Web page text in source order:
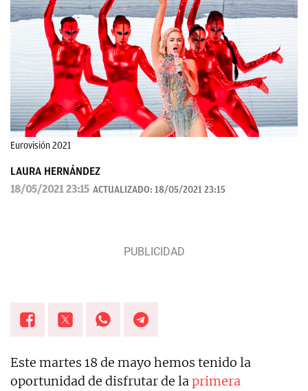
Eurovisión 2021
LAURA HERNÁNDEZ
18/05/2021 23:15 ACTUALIZADO: 18/05/2021 23:15
Este martes 18 de mayo hemos tenido la
oportunidad de disfrutar de laprimera